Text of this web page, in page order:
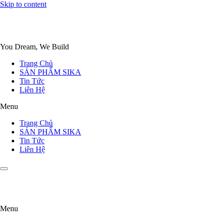
Skip to content
You Dream, We Build
Trang Chủ
SẢN PHẨM SIKA
Tin Tức
Liên Hệ
Menu
Trang Chủ
SẢN PHẨM SIKA
Tin Tức
Liên Hệ
Menu